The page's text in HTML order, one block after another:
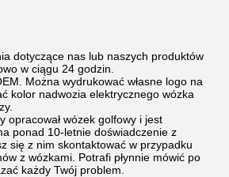
dotyczące nas lub naszych produktów
w ciągu 24 godzin.
Można wydrukować własne logo na
kolor nadwozia elektrycznego wózka
opracował wózek golfowy i jest
ponad 10-letnie doświadczenie z
się z nim skontaktować w przypadku
z wózkami. Potrafi płynnie mówić po
każdy Twój problem.